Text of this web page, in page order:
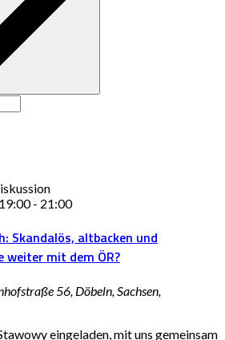
- 21:00
Skandalös, altbacken und
weiter mit dem ÖR?
56, Döbeln, Sachsen,
eingeladen, mit uns gemeinsam